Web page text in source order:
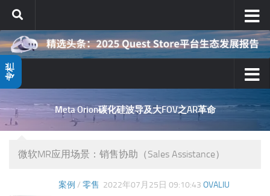
跳至内容
Meta Orion碳化硅波导及大FOV之AR革命
微软MR应用场景：销售协助（Sales Assistance）
案例 / 零售 2022年07月25日 09:10:43 OVALIU
专栏